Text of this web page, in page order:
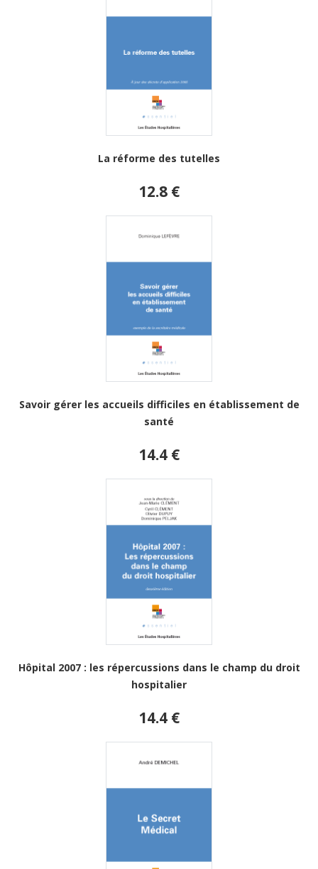
La réforme des tutelles
12.8 €
Savoir gérer les accueils difficiles en établissement de
santé
14.4 €
Hôpital 2007 : les répercussions dans le champ du droit
hospitalier
14.4 €